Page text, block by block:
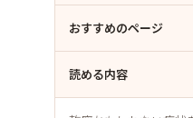
おすすめのページ
読める内容